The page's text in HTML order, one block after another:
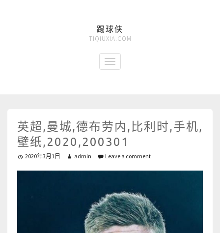
踢球侠
TIQIUXIA.COM
英超,曼城,德布劳内,比利时,手机,
壁纸,2020,200301
2020年3月1日 admin Leave a comment